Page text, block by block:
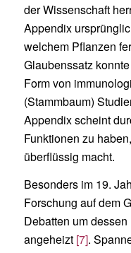
der Wissenschaft
Appendix
welchem Pflanzen
Glaubenssatz
Form von
(Stammbaum)
Appendix scheint
Funktionen zu
überflüssig macht.
Besonders im 19.
Forschung auf dem
Debatten um
angeheizt [7].